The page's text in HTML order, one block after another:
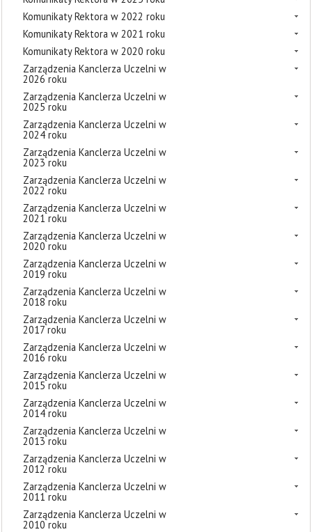
Komunikaty Rektora w 2022 roku
Komunikaty Rektora w 2021 roku
Komunikaty Rektora w 2020 roku
Zarządzenia Kanclerza Uczelni w
2026 roku
Zarządzenia Kanclerza Uczelni w
2025 roku
Zarządzenia Kanclerza Uczelni w
2024 roku
Zarządzenia Kanclerza Uczelni w
2023 roku
Zarządzenia Kanclerza Uczelni w
2022 roku
Zarządzenia Kanclerza Uczelni w
2021 roku
Zarządzenia Kanclerza Uczelni w
2020 roku
Zarządzenia Kanclerza Uczelni w
2019 roku
Zarządzenia Kanclerza Uczelni w
2018 roku
Zarządzenia Kanclerza Uczelni w
2017 roku
Zarządzenia Kanclerza Uczelni w
2016 roku
Zarządzenia Kanclerza Uczelni w
2015 roku
Zarządzenia Kanclerza Uczelni w
2014 roku
Zarządzenia Kanclerza Uczelni w
2013 roku
Zarządzenia Kanclerza Uczelni w
2012 roku
Zarządzenia Kanclerza Uczelni w
2011 roku
Zarządzenia Kanclerza Uczelni w
2010 roku